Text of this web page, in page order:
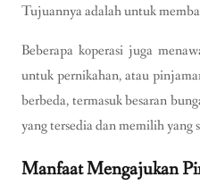
Tujuannya adalah untuk
Beberapa koperasi juga
untuk pernikahan, atau
berbeda, termasuk besaran
yang tersedia dan memilih yang
Manfaat Mengajukan